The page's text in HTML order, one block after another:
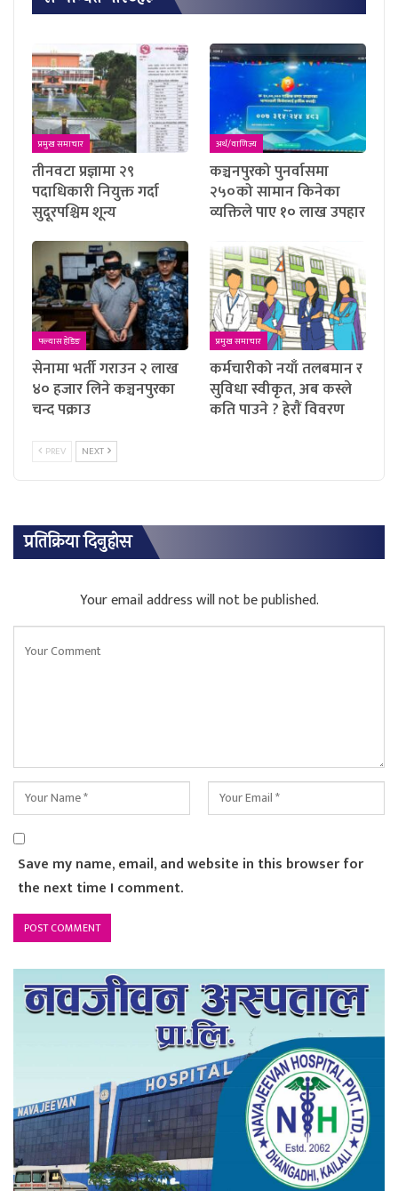
प्रमुख समाचार
तीनवटा प्रज्ञामा २९
पदाधिकारी नियुक्त गर्दा
सुदूरपश्चिम शून्य
अर्थ/वाणिज्य
कञ्चनपुरको पुनर्वासमा
२५०को सामान किनेका
व्यक्तिले पाए १० लाख उपहार
फ्ल्यास हेडिङ
सेनामा भर्ती गराउन २ लाख
४० हजार लिने कञ्चनपुरका
चन्द पक्राउ
प्रमुख समाचार
कर्मचारीको नयाँ तलबमान र
सुविधा स्वीकृत, अब कस्ले
कति पाउने ? हेराैं विवरण
PREV NEXT
प्रतिक्रिया दिनुहोस
Your email address will not be published.
Save my name, email, and website in this browser for
the next time I comment.